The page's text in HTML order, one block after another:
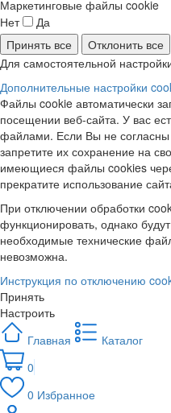
Маркетинговые файлы cookie
Нет
Да
Принять все
Отклонить все
Для самостоятельной
Дополнительные настройки
Файлы cookie автоматически
посещении веб-сайта. У вас
файлами. Если Вы не
запретите их сохранение на
имеющиеся файлы cookies
прекратите использование
При отключении обработки
функционировать, однако
необходимые технические
невозможна.
Инструкция по отключению
Принять
Настроить
Главная
Каталог
0
0 Избранное